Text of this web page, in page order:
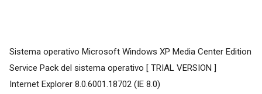
Sistema operativo Microsoft Windows XP Media Center Edition
Service Pack del sistema operativo [ TRIAL VERSION ]
Internet Explorer 8.0.6001.18702 (IE 8.0)